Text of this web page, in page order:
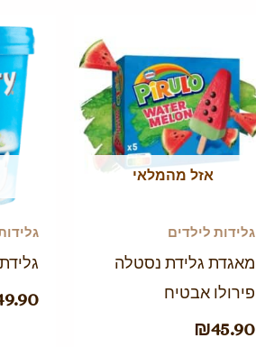
אזל מהמלאי
גלידות לילדים
מאגדת גלידת נסטלה
פירולו אבטיח
₪45.90